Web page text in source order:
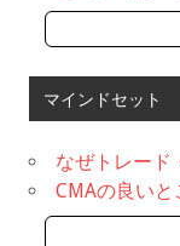
マインドセット
なぜトレード
CMAの良い